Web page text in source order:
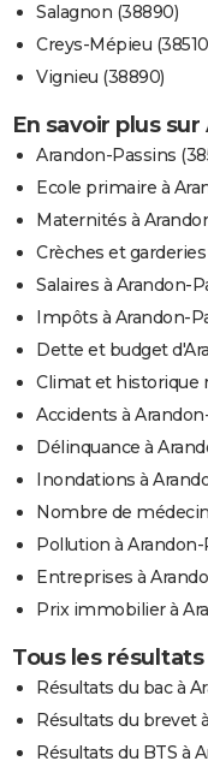
Salagnon (38890)
Creys-Mépieu
Vignieu (38890)
En savoir plus
Arandon-Passins
Ecole primaire à
Maternités à
Crèches et
Salaires à Arandon-
Impôts à Arandon-
Dette et budget
Climat et historique
Accidents à
Délinquance à
Inondations à
Nombre de
Pollution à Arandon-
Entreprises à
Prix immobilier à
Tous les
Résultats du bac à
Résultats du brevet
Résultats du BTS à